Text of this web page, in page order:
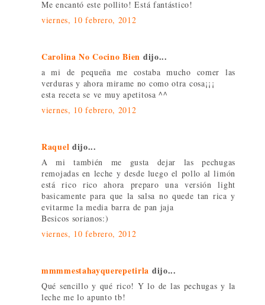
Me encantó este pollito! Está fantástico!
viernes, 10 febrero, 2012
Carolina No Cocino Bien dijo...
a mi de pequeña me costaba mucho comer las
verduras y ahora mirame no como otra cosa¡¡¡
esta receta se ve muy apetitosa ^^
viernes, 10 febrero, 2012
Raquel dijo...
A mi también me gusta dejar las pechugas
remojadas en leche y desde luego el pollo al limón
está rico rico ahora preparo una versión light
basicamente para que la salsa no quede tan rica y
evitarme la media barra de pan jaja
Besicos sorianos:)
viernes, 10 febrero, 2012
mmmmestahayquerepetirla dijo...
Qué sencillo y qué rico! Y lo de las pechugas y la
leche me lo apunto tb!